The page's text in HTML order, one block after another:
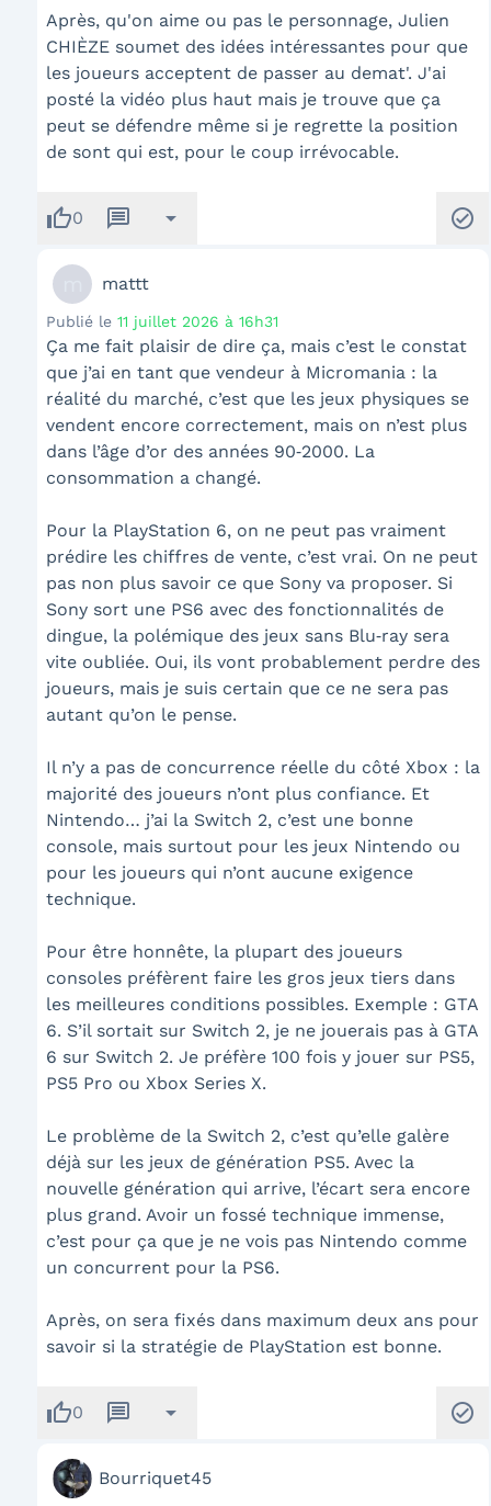
Après, qu'on aime ou pas le personnage, Julien
CHIÈZE soumet des idées intéressantes pour que
les joueurs acceptent de passer au demat'. J'ai
posté la vidéo plus haut mais je trouve que ça
peut se défendre même si je regrette la position
de sont qui est, pour le coup irrévocable.
thumb_up0 message arrow_drop_down check_circle
mattt
Publié le 11 juillet 2026 à 16h31
Ça me fait plaisir de dire ça, mais c’est le constat
que j’ai en tant que vendeur à Micromania : la
réalité du marché, c’est que les jeux physiques se
vendent encore correctement, mais on n’est plus
dans l’âge d’or des années 90‑2000. La
consommation a changé.
Pour la PlayStation 6, on ne peut pas vraiment
prédire les chiffres de vente, c’est vrai. On ne peut
pas non plus savoir ce que Sony va proposer. Si
Sony sort une PS6 avec des fonctionnalités de
dingue, la polémique des jeux sans Blu‑ray sera
vite oubliée. Oui, ils vont probablement perdre des
joueurs, mais je suis certain que ce ne sera pas
autant qu’on le pense.
Il n’y a pas de concurrence réelle du côté Xbox : la
majorité des joueurs n’ont plus confiance. Et
Nintendo… j’ai la Switch 2, c’est une bonne
console, mais surtout pour les jeux Nintendo ou
pour les joueurs qui n’ont aucune exigence
technique.
Pour être honnête, la plupart des joueurs
consoles préfèrent faire les gros jeux tiers dans
les meilleures conditions possibles. Exemple : GTA
6. S’il sortait sur Switch 2, je ne jouerais pas à GTA
6 sur Switch 2. Je préfère 100 fois y jouer sur PS5,
PS5 Pro ou Xbox Series X.
Le problème de la Switch 2, c’est qu’elle galère
déjà sur les jeux de génération PS5. Avec la
nouvelle génération qui arrive, l’écart sera encore
plus grand. Avoir un fossé technique immense,
c’est pour ça que je ne vois pas Nintendo comme
un concurrent pour la PS6.
Après, on sera fixés dans maximum deux ans pour
savoir si la stratégie de PlayStation est bonne.
thumb_up0 message arrow_drop_down check_circle
Bourriquet45